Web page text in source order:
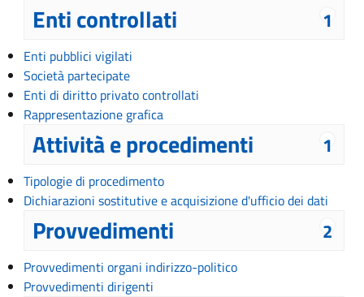
1
Enti controllati
Enti pubblici vigilati
Società partecipate
Enti di diritto privato controllati
Rappresentazione grafica
1
Attività e procedimenti
Tipologie di procedimento
Dichiarazioni sostitutive e acquisizione d'ufficio dei dati
2
Provvedimenti
Provvedimenti organi indirizzo-politico
Provvedimenti dirigenti